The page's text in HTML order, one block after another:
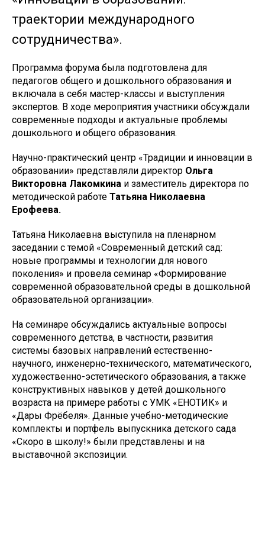
траектории международного
сотрудничества».
Программа форума была подготовлена для
педагогов общего и дошкольного образования и
включала в себя мастер-классы и выступления
экспертов. В ходе мероприятия участники обсуждали
современные подходы и актуальные проблемы
дошкольного и общего образования.
Научно-практический центр «Традиции и инновации в
образовании» представляли директор Ольга
Викторовна Лакомкина и заместитель директора по
методической работе Татьяна Николаевна
Ерофеева.
Татьяна Николаевна выступила на пленарном
заседании с темой «Современный детский сад:
новые программы и технологии для нового
поколения» и провела семинар «Формирование
современной образовательной среды в дошкольной
образовательной организации».
На семинаре обсуждались актуальные вопросы
современного детства, в частности, развития
системы базовых направлений естественно-
научного, инженерно-технического, математического,
художественно-эстетического образования, а также
конструктивных навыков у детей дошкольного
возраста на примере работы с УМК «ЕНОТИК» и
«Дары Фрёбеля». Данные учебно-методические
комплекты и портфель выпускника детского сада
«Скоро в школу!» были представлены и на
выставочной экспозиции.